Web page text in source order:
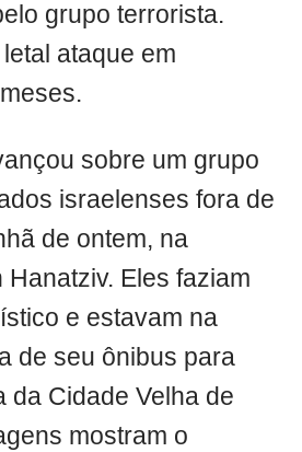
grupo terrorista.
ataque em
sobre um grupo
israelenses fora de
de ontem, na
Hanatziv. Eles faziam
e estavam na
de seu ônibus para
da Cidade Velha de
mostram o